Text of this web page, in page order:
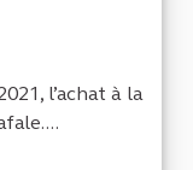
l’achat à la
publiques &